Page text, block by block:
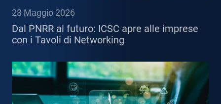
28 Maggio 2026
Dal PNRR al futuro: ICSC apre alle imprese
con i Tavoli di Networking